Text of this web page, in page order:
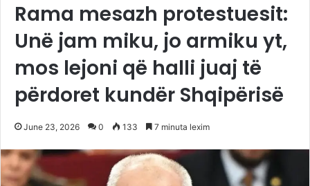
Rama mesazh protestuesit:
Unë jam miku, jo armiku yt,
mos lejoni që halli juaj të
përdoret kundër Shqipërisë
June 23, 2026 0 133 7 minuta lexim